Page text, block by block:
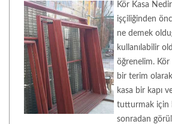
Kör Kasa
işçiliğinden
ne demek
kullanılabilir
öğrenelim.
bir terim
kasa bir kapı
tutturmak için
sonradan